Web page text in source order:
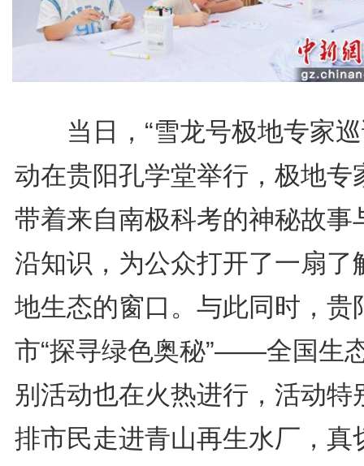
当日，“雪龙号极地专家巡
动在贵阳孔学堂举行，极地专
带着来自南极科考的神秘故事
沿知识，为公众打开了一扇了
地生态的窗口。与此同时，贵
市“探寻绿色奥秘”——全国生
别活动也在火热进行，活动特
排市民走进青山再生水厂，真